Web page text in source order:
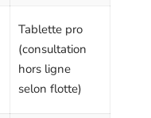
Tablette pro
(consultation
hors ligne
selon flotte)